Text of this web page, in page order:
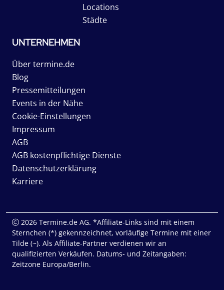
Locations
Städte
UNTERNEHMEN
Über termine.de
Blog
Pressemitteilungen
Events in der Nähe
Cookie-Einstellungen
Impressum
AGB
AGB kostenpflichtige Dienste
Datenschutzerklärung
Karriere
2026 Termine.de AG. *Affiliate-Links sind mit einem
Sternchen (*) gekennzeichnet, vorläufige Termine mit einer
Tilde (~). Als Affiliate-Partner verdienen wir an
qualifizierten Verkäufen. Datums- und Zeitangaben:
Zeitzone Europa/Berlin.